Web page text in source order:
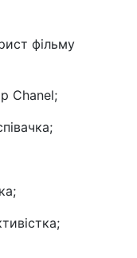
фільму
Chanel;